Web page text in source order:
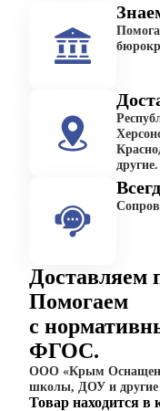
другие.
Доставляем
Помогаем
с
ФГОС.
ООО «Крым
школы, ДОУ и другие
Товар находится в